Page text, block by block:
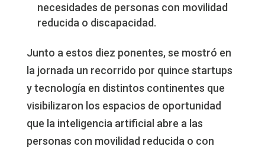
necesidades de personas con movilidad
reducida o discapacidad.
Junto a estos diez ponentes, se mostró en
la jornada un recorrido por quince startups
y tecnología en distintos continentes que
visibilizaron los espacios de oportunidad
que la inteligencia artificial abre a las
personas con movilidad reducida o con